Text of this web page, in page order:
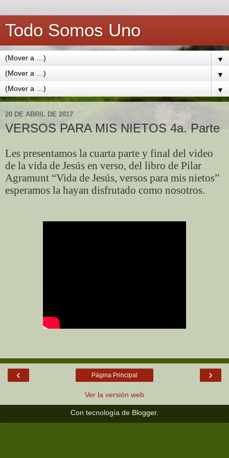
Todo Somos Uno
▼
▼
▼
20 DE ABRIL DE 2017
VERSOS PARA MIS NIETOS 4a. Parte
Les presentamos la cuarta parte y final del video
de la vida de Jesús en verso, del libro de Pilar
Agramunt “Vida de Jesús, versos para mis nietos”
esperamos la hayan disfrutado como nosotros.
‹ ›
Página Principal
Ver la versión web
Con tecnología de Blogger.